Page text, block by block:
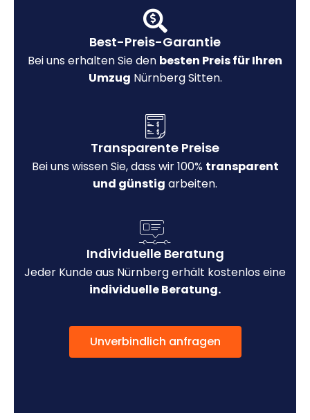
Best-Preis-Garantie
Bei uns erhalten Sie den besten Preis für Ihren
Umzug Nürnberg Sitten.
Transparente Preise
Bei uns wissen Sie, dass wir 100% transparent
und günstig arbeiten.
Individuelle Beratung
Jeder Kunde aus Nürnberg erhält kostenlos eine
individuelle Beratung.
Unverbindlich anfragen